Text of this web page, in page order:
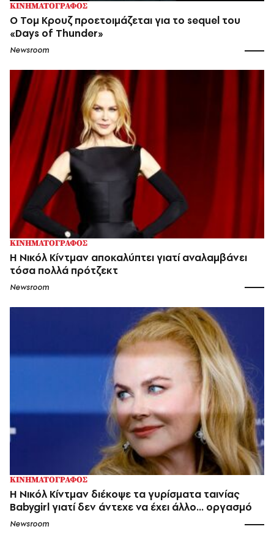
ΚΙΝΗΜΑΤΟΓΡΑΦΟΣ
Ο Τομ Κρουζ προετοιμάζεται για το sequel του
«Days of Thunder»
Newsroom
ΚΙΝΗΜΑΤΟΓΡΑΦΟΣ
Η Νικόλ Κίντμαν αποκαλύπτει γιατί αναλαμβάνει
τόσα πολλά πρότζεκτ
Newsroom
ΚΙΝΗΜΑΤΟΓΡΑΦΟΣ
Η Νικόλ Κίντμαν διέκοψε τα γυρίσματα ταινίας
Babygirl γιατί δεν άντεχε να έχει άλλο… οργασμό
Newsroom